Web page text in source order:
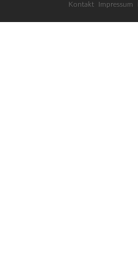
Kontakt Impressum